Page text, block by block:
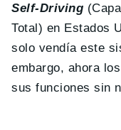
Self-Driving
Total) en Estados
solo vendía este
embargo, ahora
sus funciones sin